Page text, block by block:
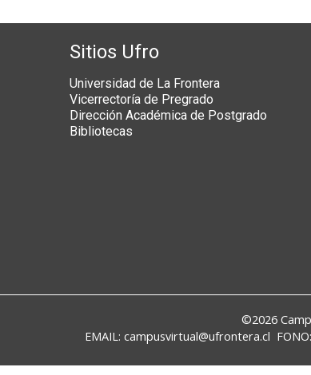
Sitios Ufro
Universidad de La Frontera
Vicerrectoría de Pregrado
Dirección Académica de Postgrado
Bibliotecas
©2026
EMAIL: campusvirtual@ufrontera.cl